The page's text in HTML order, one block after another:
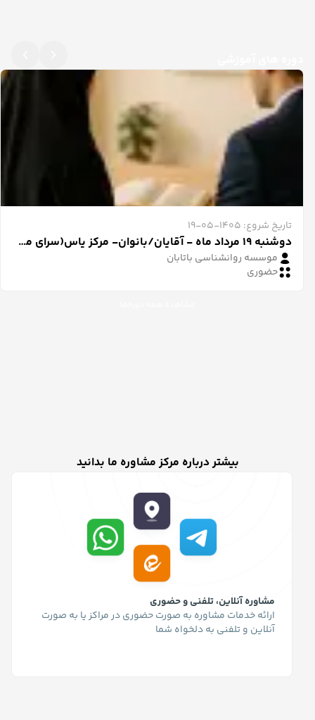
تاریخ شروع: 1405-05-19
دوشنبه 19 مرداد ماه - آقایان/بانوان- مرکز یاس(سرای محله باشگاه نفت)- ساعت ۱۵
موسسه روانشناسی باتابان
حضوری
بیشتر درباره مرکز مشاوره ما بدانید
مشاوره آنلاین، تلفنی و حضوری
ارائه خدمات مشاوره به صورت حضوری در مراکز یا به صورت
آنلاین و تلفنی به دلخواه شما